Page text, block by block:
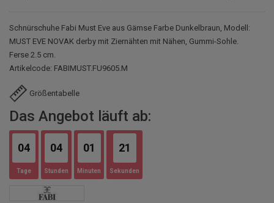
Schnürschuhe Fabi Must Eve aus Gämse Farbe Dunkelbraun, Modell:
MUST EVE NOVAK derby mit Ziernähten mit Nähen, Gummi-Sohle.
Ferse 2.5 cm.
Artikelcode: FABIMUST.FU9605.M
Größentabelle
Das Angebot läuft ab:
04
Tage
04
Stunden
01
Minuten
20
Sekunden